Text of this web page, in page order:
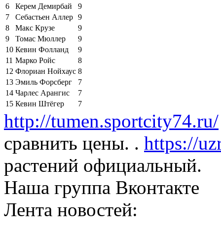
6
Керем Демирбай
9
7
Себастьен Аллер 9
8
Макс Крузе
9
9
Томас Мюллер
9
10 Кевин Фолланд
9
11 Марко Ройс
8
12 Флориан Нойхаус 8
13 Эмиль Форсберг
7
14 Чарлес Арангис
7
15 Кевин Штёгер 7
http://tumen.sportcity74.ru/
сравнить цены. . https://
растений официальный.
Наша группа Вконтакте
Лента новостей: